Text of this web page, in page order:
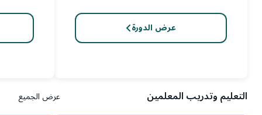
عرض الدورة
التعليم وتدريب المعلمين عرض الجميع